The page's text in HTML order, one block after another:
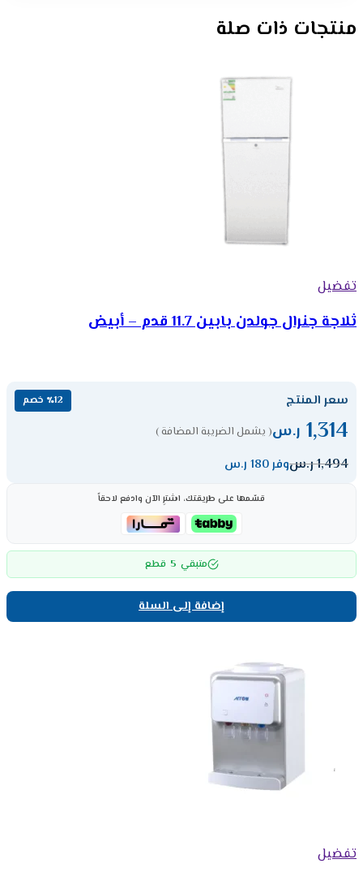
منتجات ذات صلة
تفضيل
ثلاجة جنرال جولدن بابين 11.7 قدم – أبيض
سعر المنتج ٪12 خصم
1,314 ر.س( يشمل الضريبة المضافة )
1,494ر.سوفر 180 ر.س
قسّمها على طريقتك، اشترِ الآن وادفع لاحقاً
متبقي 5 قطع
إضافة إلى السلة
تفضيل